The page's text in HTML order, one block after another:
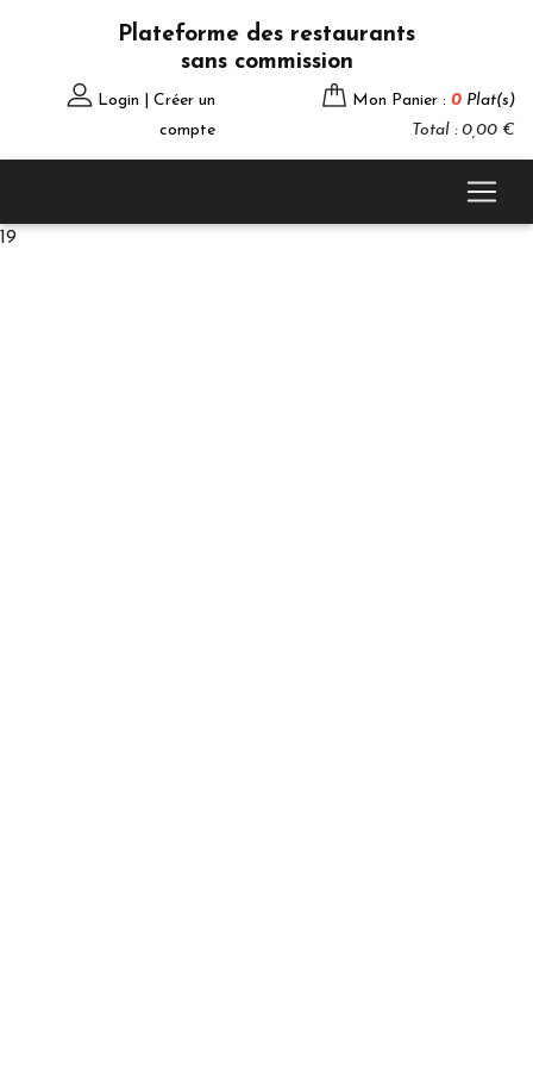
Plateforme des restaurants
sans commission
Login | Créer un
compte
Mon Panier : 0 Plat(s)
Total : 0,00 €
19